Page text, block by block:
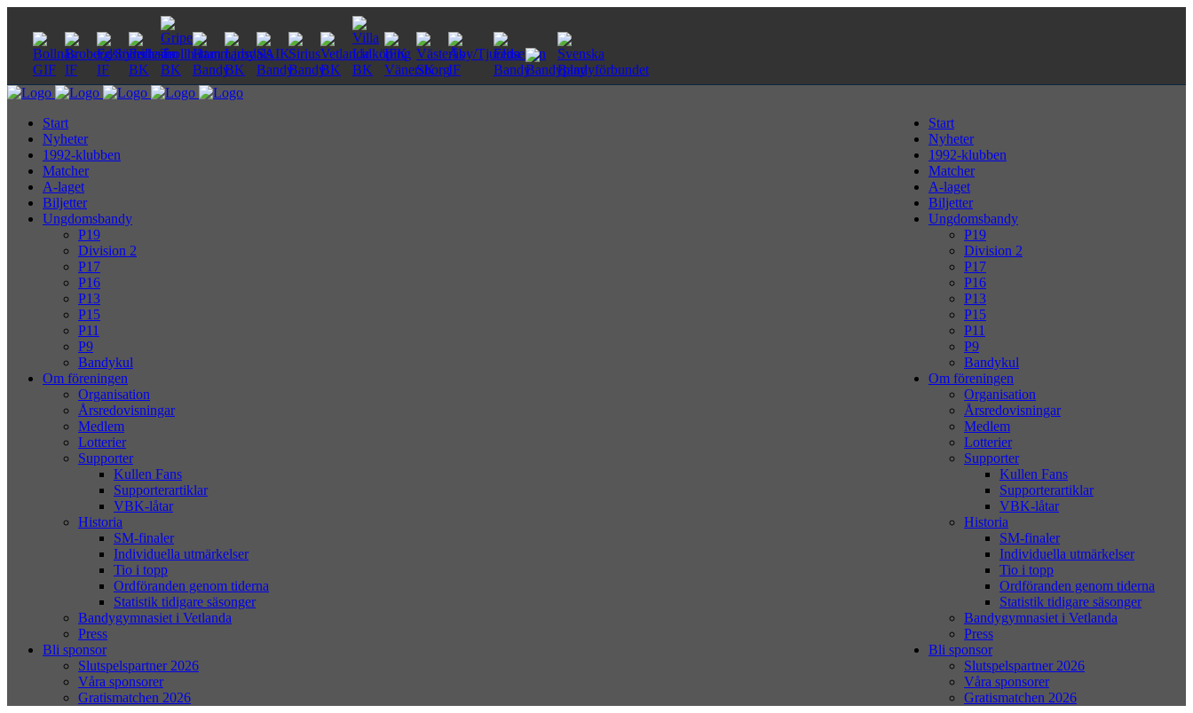
Start
Nyheter
1992-klubben
Matcher
A-laget
Biljetter
Ungdomsbandy
P19
Division 2
P17
P16
P13
P15
P11
P9
Bandykul
Om föreningen
Organisation
Årsredovisningar
Medlem
Lotterier
Supporter
Kullen Fans
Supporterartiklar
VBK-låtar
Historia
SM-finaler
Individuella utmärkelser
Tio i topp
Ordföranden genom tiderna
Statistik tidigare säsonger
Bandygymnasiet i Vetlanda
Press
Bli sponsor
Slutspelspartner 2026
Våra sponsorer
Gratismatchen 2026
Start
Nyheter
1992-klubben
Matcher
A-laget
Biljetter
Ungdomsbandy
P19
Division 2
P17
P16
P13
P15
P11
P9
Bandykul
Om föreningen
Organisation
Årsredovisningar
Medlem
Lotterier
Supporter
Kullen Fans
Supporterartiklar
VBK-låtar
Historia
SM-finaler
Individuella utmärkelser
Tio i topp
Ordföranden genom tiderna
Statistik tidigare säsonger
Bandygymnasiet i Vetlanda
Press
Bli sponsor
Slutspelspartner 2026
Våra sponsorer
Gratismatchen 2026